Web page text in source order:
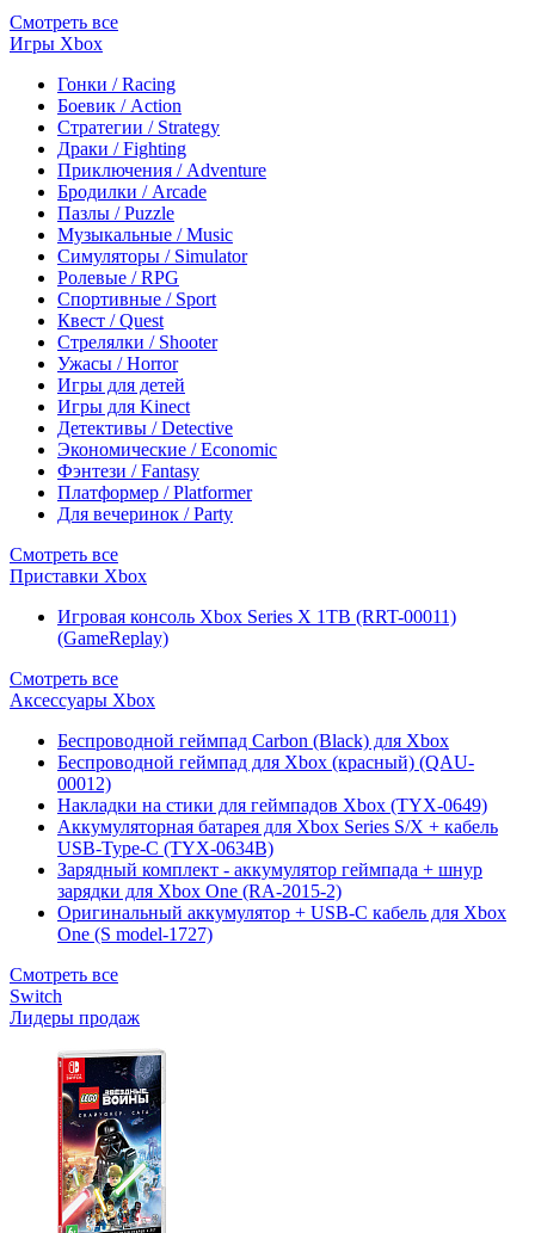
Смотреть все
Игры Xbox
Гонки / Racing
Боевик / Action
Стратегии / Strategy
Драки / Fighting
Приключения / Adventure
Бродилки / Arcade
Пазлы / Puzzle
Музыкальные / Music
Симуляторы / Simulator
Ролевые / RPG
Спортивные / Sport
Квест / Quest
Стрелялки / Shooter
Ужасы / Horror
Игры для детей
Игры для Kinect
Детективы / Detective
Экономические / Economic
Фэнтези / Fantasy
Платформер / Platformer
Для вечеринок / Party
Смотреть все
Приставки Xbox
Игровая консоль Xbox Series X 1TB (RRT-00011)
(GameReplay)
Смотреть все
Аксессуары Xbox
Беспроводной геймпад Carbon (Black) для Xbox
Беспроводной геймпад для Xbox (красный) (QAU-
00012)
Накладки на стики для геймпадов Xbox (TYX-0649)
Аккумуляторная батарея для Xbox Series S/X + кабель
USB-Type-C (TYX-0634B)
Зарядный комплект - аккумулятор геймпада + шнур
зарядки для Xbox One (RA-2015-2)
Оригинальный аккумулятор + USB-C кабель для Xbox
One (S model-1727)
Смотреть все
Switch
Лидеры продаж